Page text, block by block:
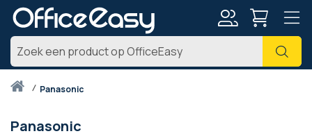
Zoek
Thuispanasonic
Panasonic